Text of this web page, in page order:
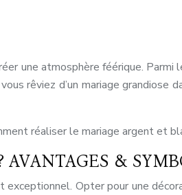
une atmosphère féérique.
rêviez d’un mariage grandiose
réaliser le mariage argent et
&
exceptionnel. Opter pour une